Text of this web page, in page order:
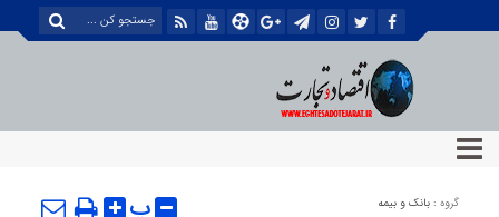
گروه : بانک و بیمه پ